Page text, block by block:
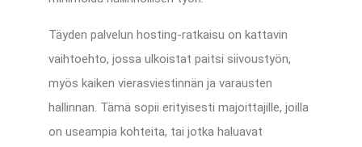
Täyden palvelun hosting-ratkaisu on kattavin
vaihtoehto, jossa ulkoistat paitsi siivoustyön,
myös kaiken vierasviestinnän ja varausten
hallinnan. Tämä sopii erityisesti majoittajille, joilla
on useampia kohteita, tai jotka haluavat